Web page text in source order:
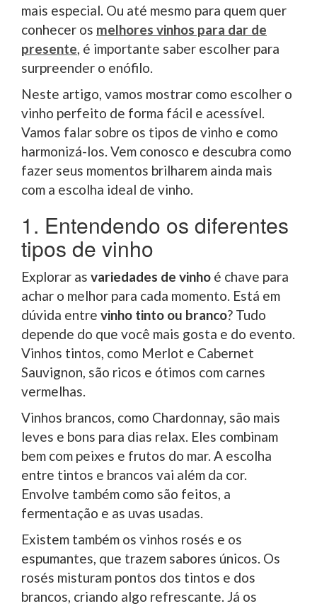
mais especial. Ou até mesmo para quem quer
conhecer os melhores vinhos para dar de
presente, é importante saber escolher para
surpreender o enófilo.
Neste artigo, vamos mostrar como escolher o
vinho perfeito de forma fácil e acessível.
Vamos falar sobre os tipos de vinho e como
harmonizá-los. Vem conosco e descubra como
fazer seus momentos brilharem ainda mais
com a escolha ideal de vinho.
1. Entendendo os diferentes
tipos de vinho
Explorar as variedades de vinho é chave para
achar o melhor para cada momento. Está em
dúvida entre vinho tinto ou branco? Tudo
depende do que você mais gosta e do evento.
Vinhos tintos, como Merlot e Cabernet
Sauvignon, são ricos e ótimos com carnes
vermelhas.
Vinhos brancos, como Chardonnay, são mais
leves e bons para dias relax. Eles combinam
bem com peixes e frutos do mar. A escolha
entre tintos e brancos vai além da cor.
Envolve também como são feitos, a
fermentação e as uvas usadas.
Existem também os vinhos rosés e os
espumantes, que trazem sabores únicos. Os
rosés misturam pontos dos tintos e dos
brancos, criando algo refrescante. Já os